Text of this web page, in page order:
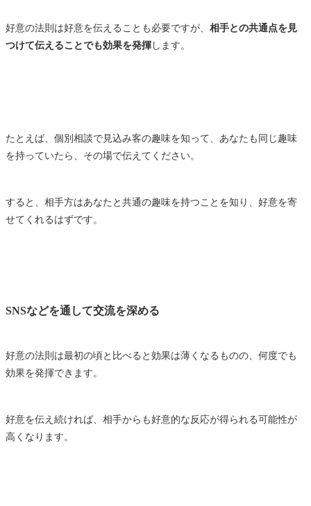
好意の法則は好意を伝えることも必要ですが、 相手との共通点を見
つけて伝えることでも効果を発揮します。
たとえば、個別相談で見込み客の趣味を知って、あなたも同じ趣味
を持っていたら、その場で伝えてください。
すると、相手方はあなたと共通の趣味を持つことを知り、好意を寄
せてくれるはずです。
SNSなどを通して交流を深める
好意の法則は最初の頃と比べると効果は薄くなるものの、何度でも
効果を発揮できます。
好意を伝え続ければ、相手からも好意的な反応が得られる可能性が
高くなります。